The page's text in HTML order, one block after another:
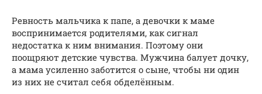
Ревность мальчика к папе, а девочки к маме
воспринимается родителями, как сигнал
недостатка к ним внимания. Поэтому они
поощряют детские чувства. Мужчина балует дочку,
а мама усиленно заботится о сыне, чтобы ни один
из них не считал себя обделённым.